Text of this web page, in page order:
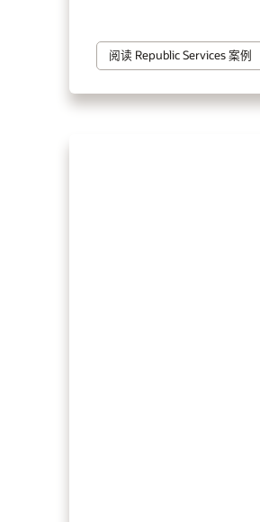
阅读 Republic Services 案例